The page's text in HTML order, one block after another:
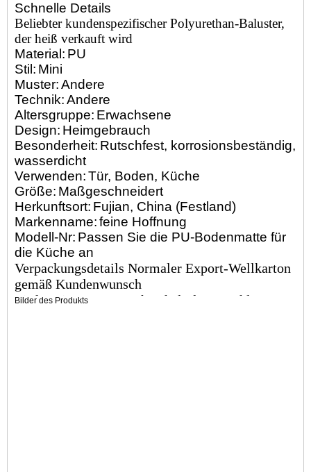
Schnelle Details
Beliebter kundenspezifischer Polyurethan-Baluster,
der heiß verkauft wird
Material: PU
Stil: Mini
Muster:Andere
Technik:Andere
Altersgruppe: Erwachsene
Design: Heimgebrauch
Besonderheit: Rutschfest, korrosionsbeständig,
wasserdicht
Verwenden:Tür, Boden, Küche
Größe: Maßgeschneidert
Herkunftsort: Fujian, China (Festland)
Markenname:feine Hoffnung
Modell-Nr: Passen Sie die PU-Bodenmatte für
die Küche an
Verpackungsdetails Normaler Export-Wellkarton
gemäß Kundenwunsch
Lieferzeit 30 Tage nach Erhalt der Anzahlung
Bilder des Produkts